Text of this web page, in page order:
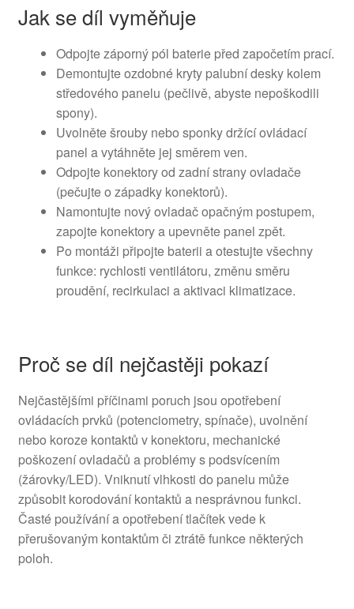
Jak se díl vyměňuje
Odpojte záporný pól baterie před započetím prací.
Demontujte ozdobné kryty palubní desky kolem
středového panelu (pečlivě, abyste nepoškodili
spony).
Uvolněte šrouby nebo sponky držící ovládací
panel a vytáhněte jej směrem ven.
Odpojte konektory od zadní strany ovladače
(pečujte o západky konektorů).
Namontujte nový ovladač opačným postupem,
zapojte konektory a upevněte panel zpět.
Po montáži připojte baterii a otestujte všechny
funkce: rychlosti ventilátoru, změnu směru
proudění, recirkulaci a aktivaci klimatizace.
Proč se díl nejčastěji pokazí
Nejčastějšími příčinami poruch jsou opotřebení
ovládacích prvků (potenciometry, spínače), uvolnění
nebo koroze kontaktů v konektoru, mechanické
poškození ovladačů a problémy s podsvícením
(žárovky/LED). Vniknutí vlhkosti do panelu může
způsobit korodování kontaktů a nesprávnou funkci.
Časté používání a opotřebení tlačítek vede k
přerušovaným kontaktům či ztrátě funkce některých
poloh.